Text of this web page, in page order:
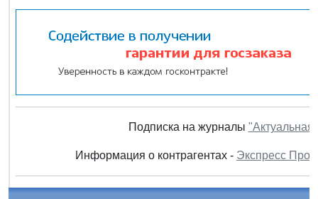
Подписка на журналы "Актуальная
Информация о контрагентах - Экспресс